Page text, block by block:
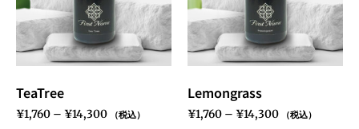
TeaTree
¥1,760 – ¥14,300 （税込）
Lemongrass
¥1,760 – ¥14,300 （税込）